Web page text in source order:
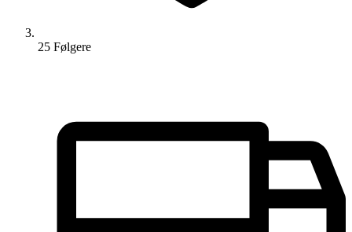
25 Følgere